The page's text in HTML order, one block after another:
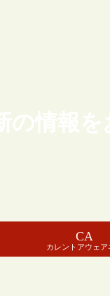
の情報
CA
カレントアウェア